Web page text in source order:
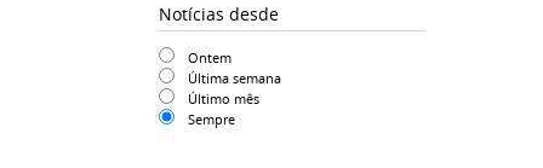
Notícias desde
Ontem
Última semana
Último mês
Sempre